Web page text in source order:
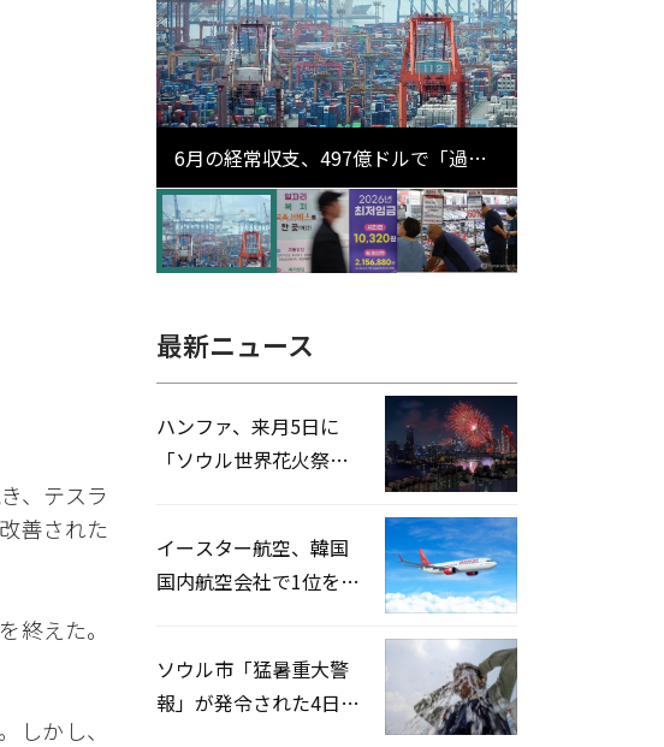
、テスラ
善された
終えた。
かし、
6月の経常収支、497億ドルで「過去
最大」…輸出が初の1000億ドル突破
最新ニュース
ハンファ、来月5日に
「ソウル世界花火祭り
イースター航空、韓国
国内航空会社で1位を記
ソウル市「猛暑重大警
報」が発令された4日、